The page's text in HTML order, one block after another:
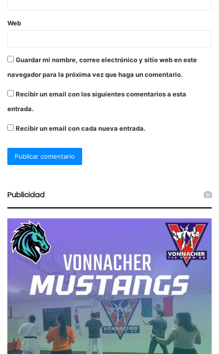
Web
Guardar mi nombre, correo electrónico y sitio web en este
navegador para la próxima vez que haga un comentario.
Recibir un email con los siguientes comentarios a esta
entrada.
Recibir un email con cada nueva entrada.
Publicidad